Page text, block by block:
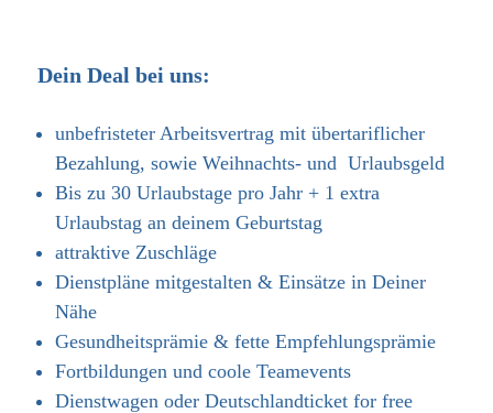
Dein Deal bei uns:
unbefristeter Arbeitsvertrag mit übertariflicher
Bezahlung, sowie Weihnachts- und Urlaubsgeld
Bis zu 30 Urlaubstage pro Jahr + 1 extra
Urlaubstag an deinem Geburtstag
attraktive Zuschläge
Dienstpläne mitgestalten & Einsätze in Deiner
Nähe
Gesundheitsprämie & fette Empfehlungsprämie
Fortbildungen und coole Teamevents
Dienstwagen oder Deutschlandticket for free